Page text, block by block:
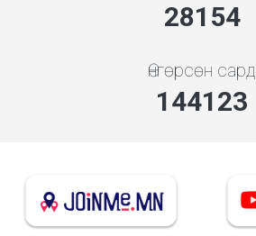
28154
Өнгөрсөн сард
144123